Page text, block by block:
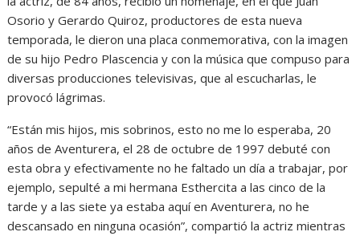
Osorio y Gerardo Quiroz, productores de esta nueva
temporada, le dieron una placa conmemorativa, con la imagen
de su hijo Pe­dro Plascencia y con la músi­ca que compuso para
diversas producciones televisivas, que al escucharlas, le
provocó lágrimas.
“Están mis hijos, mis so­brinos, esto no me lo espera­ba, 20
años de Aventurera, el 28 de octubre de 1997 debuté con
esta obra y efectivamen­te no he faltado un día a tra­bajar, por
ejemplo, sepulté a mi hermana Esthercita a las cinco de la
tarde y a las siete ya estaba aquí en Aventurera, no he
descansado en ninguna ocasión”, compartió la actriz mientras